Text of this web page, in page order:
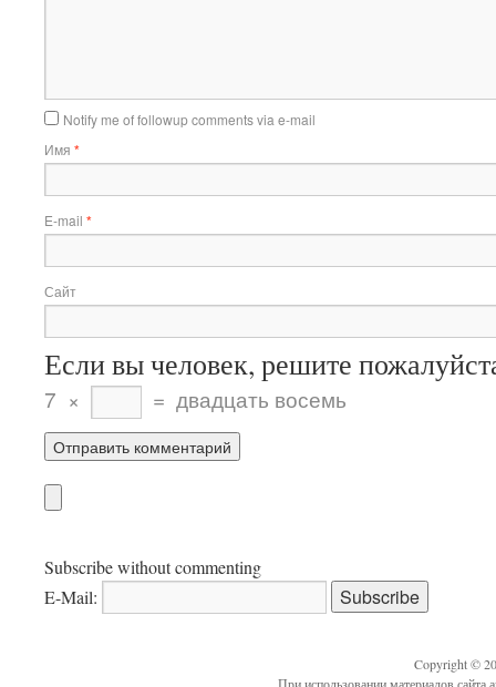
Notify me of followup comments via e-mail
Имя *
E-mail *
Сайт
Если вы человек, решите
7 × = двадцать восемь
Subscribe without commenting
E-Mail:
Copyright ©